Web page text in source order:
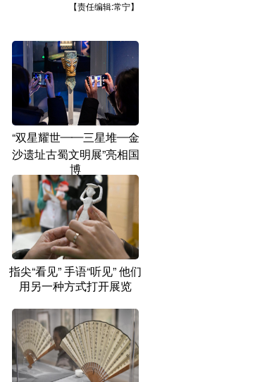
【责任编辑:常宁】
“双星耀世——三星堆—金
沙遗址古蜀文明展”亮相国
博
指尖“看见” 手语“听见” 他们
用另一种方式打开展览